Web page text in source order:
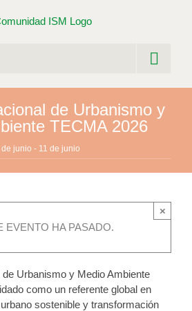
de Urbanismo y
TECMA 2026
de junio - 11 de junio
EVENTO HA PASADO.
×
Urbanismo y Medio Ambiente
como un referente global en
sostenible y transformación